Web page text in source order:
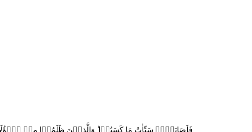
فَاَصَابَہُمۡ سَیِّاٰتُ مَا کَسَبُوۡا ؕ وَالَّذِیۡنَ ظَلَمُوۡا مِنۡ